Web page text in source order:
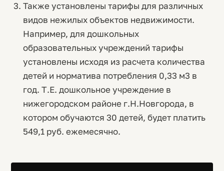
Также установлены тарифы для различных
видов нежилых объектов недвижимости.
Например, для дошкольных
образовательных учреждений тарифы
установлены исходя из расчета количества
детей и норматива потребления 0,33 м3 в
год. Т.Е. дошкольное учреждение в
нижегородском районе г.Н.Новгорода, в
котором обучаются 30 детей, будет платить
549,1 руб. ежемесячно.